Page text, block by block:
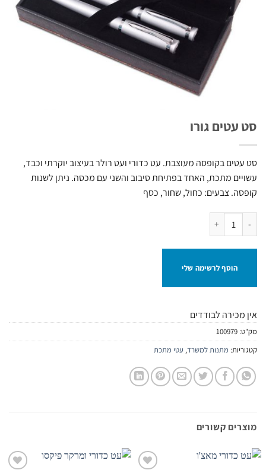
סט עטים גורו
סט עטים בקופסה מעוצבת. עט כדורי ועט רולר בעיצוב יוקרתי וכבד,
עשויים מתכת, האחד בפתיחת סיבוב והשני עם מכסה. ניתן לשנות
קופסה. צבעים: כחול, שחור, כסף
כמות של סט עטים גורו
הוסף לרשימה שלי
אין מכירה לבודדים
מק"ט: 100979
קטגוריות: מתנות למשרד, עטי מתכת
מוצרים קשורים